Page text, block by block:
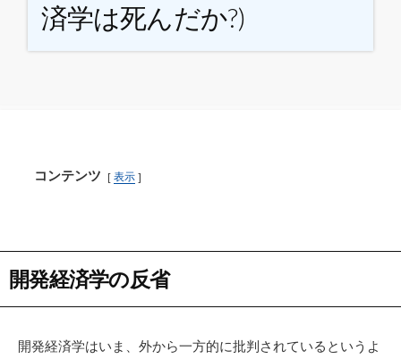
済学は死んだか?)
コンテンツ 表示
開発経済学の反省
開発経済学はいま、外から一方的に批判されているというよ